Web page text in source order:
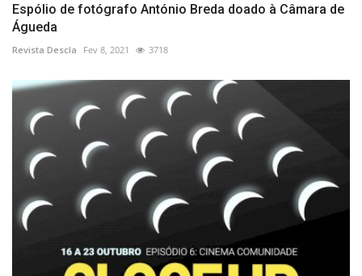
Espólio de fotógrafo António Breda doado à Câmara de
Águeda
Revista Descla Fev 8, 2021 3718